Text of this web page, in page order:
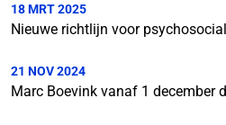
18 MRT 2025
Nieuwe richtlijn voor
21 NOV 2024
Marc Boevink vanaf 1 december